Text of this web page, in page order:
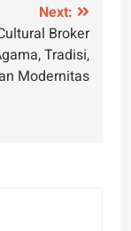
Next:
Broker
Tradisi,
Modernitas